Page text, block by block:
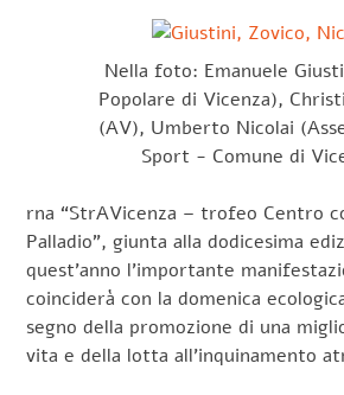
Nella foto: Emanuele
Popolare di Vicenza),
(AV), Umberto Nicolai
Sport - Comune di
rna “StrAVicenza – trofeo Centro
Palladio”, giunta alla dodicesima
quest’anno l’importante
coinciderà con la domenica
segno della promozione di una
vita e della lotta all’inquinamento